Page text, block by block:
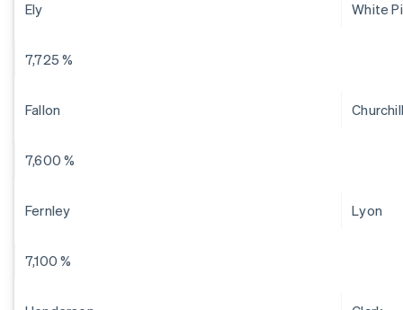
Ely White
7,725 %
Fallon Churchill
7,600 %
Fernley Lyon
7,100 %